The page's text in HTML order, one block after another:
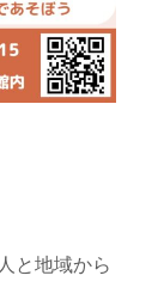
と地域から